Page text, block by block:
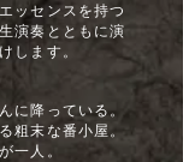
ッセンスを持つ
演奏とともに演
します。
に降っている。
粗末な番小屋。
一人。